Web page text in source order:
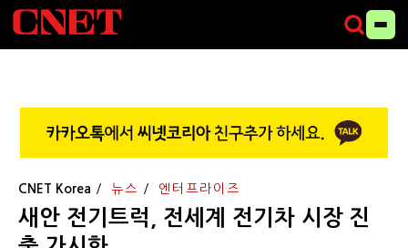
CNET Korea 뉴스 엔터프라이즈
새안 전기트럭, 전세계 전기차 시장 진